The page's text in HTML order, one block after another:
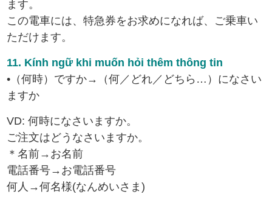
ます。
この電車には、特急券をお求めになれば、ご乗車い
ただけます。
11. Kính ngữ khi muốn hỏi thêm thông tin
•（何時）ですか→（何／どれ／どちら…）になさい
ますか
VD: 何時になさいますか。
ご注文はどうなさいますか。
＊名前→お名前
電話番号→お電話番号
何人→何名様(なんめいさま)